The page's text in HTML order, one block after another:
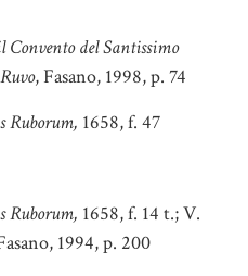
Convento del Santissimo
, Fasano, 1998, p. 74
Ruborum, 1658, f. 47
Ruborum, 1658, f. 14 t.; V.
1994, p. 200